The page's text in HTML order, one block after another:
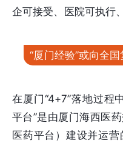
企可接受、医院可执行
“厦门经验”或向全
在厦门“4+7”落地过程
平台”是由厦门海西医
医药平台）建设并运